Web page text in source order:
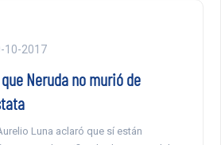
10-2017
Neruda no murió de
Luna aclaró que sí están